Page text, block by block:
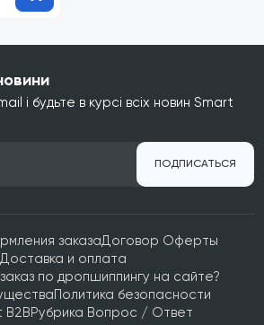
і будьте в курсі всіх новин Smart
ПОДПИСАТЬСЯ
заказаДоговор Оферты
Доставка и оплата
по дропшиппингу на сайте?
Политика безопасности
B2B Рубрика Вопрос / Ответ